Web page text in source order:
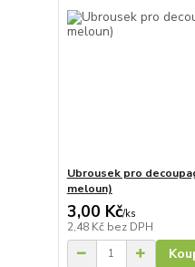
Ubrousek pro
meloun)
3,00 Kč/ks
2,48 Kč bez DPH